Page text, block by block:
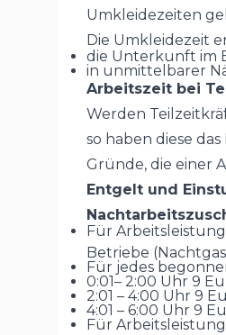
Umkleidezeiten
Die Umkleidezeit
die Unterkunft im
in unmittelbarer
Arbeitszeit bei
Werden
so haben diese
Gründe, die einer
Entgelt und
Für
Betriebe
Für jedes
0:01– 2:00 Uhr 9
2:01 – 4:00 Uhr 9
4:01 – 6:00 Uhr 9
Für